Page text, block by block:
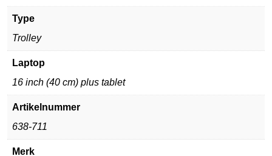
Type
Trolley
Laptop
16 inch (40 cm) plus tablet
Artikelnummer
638-711
Merk